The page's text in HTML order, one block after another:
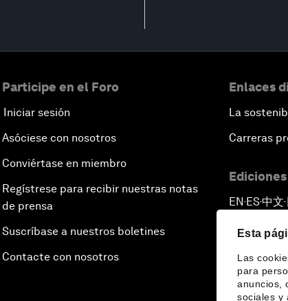
Esta
Las
para
anuncios,
sociales y
Participe en el Foro
Iniciar sesión
Asóciese con nosotros
Conviértase en miembro
Regístrese para recibir nuestras notas
de prensa
Suscríbase a nuestros boletines
Contacte con nosotros
Enlaces
La
Carreras
EN ▪ES▪中文▪